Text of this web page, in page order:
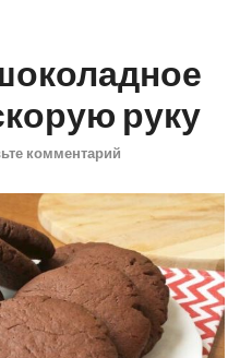
руку
комментарий